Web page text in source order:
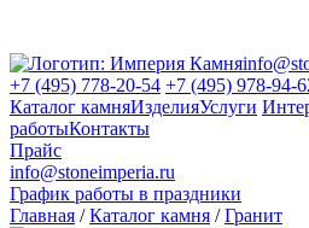
+7 (495) 778-20-54 +7 (495) 978-94-
Каталог камняИзделияУслуги
работыКонтакты
Прайс
info@stoneimperia.ru
График работы в праздники
Главная / Каталог камня / Гранит